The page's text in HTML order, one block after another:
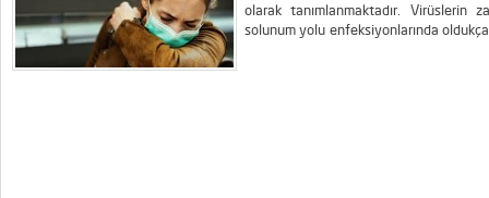
olarak tanımlanmaktadır. Virüslerin
solunum yolu enfeksiyonlarında